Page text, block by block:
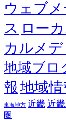
ウェブ
ス ロー
カルメデ
地域ブロ
報 地域情
東海地方 近畿 近
圏